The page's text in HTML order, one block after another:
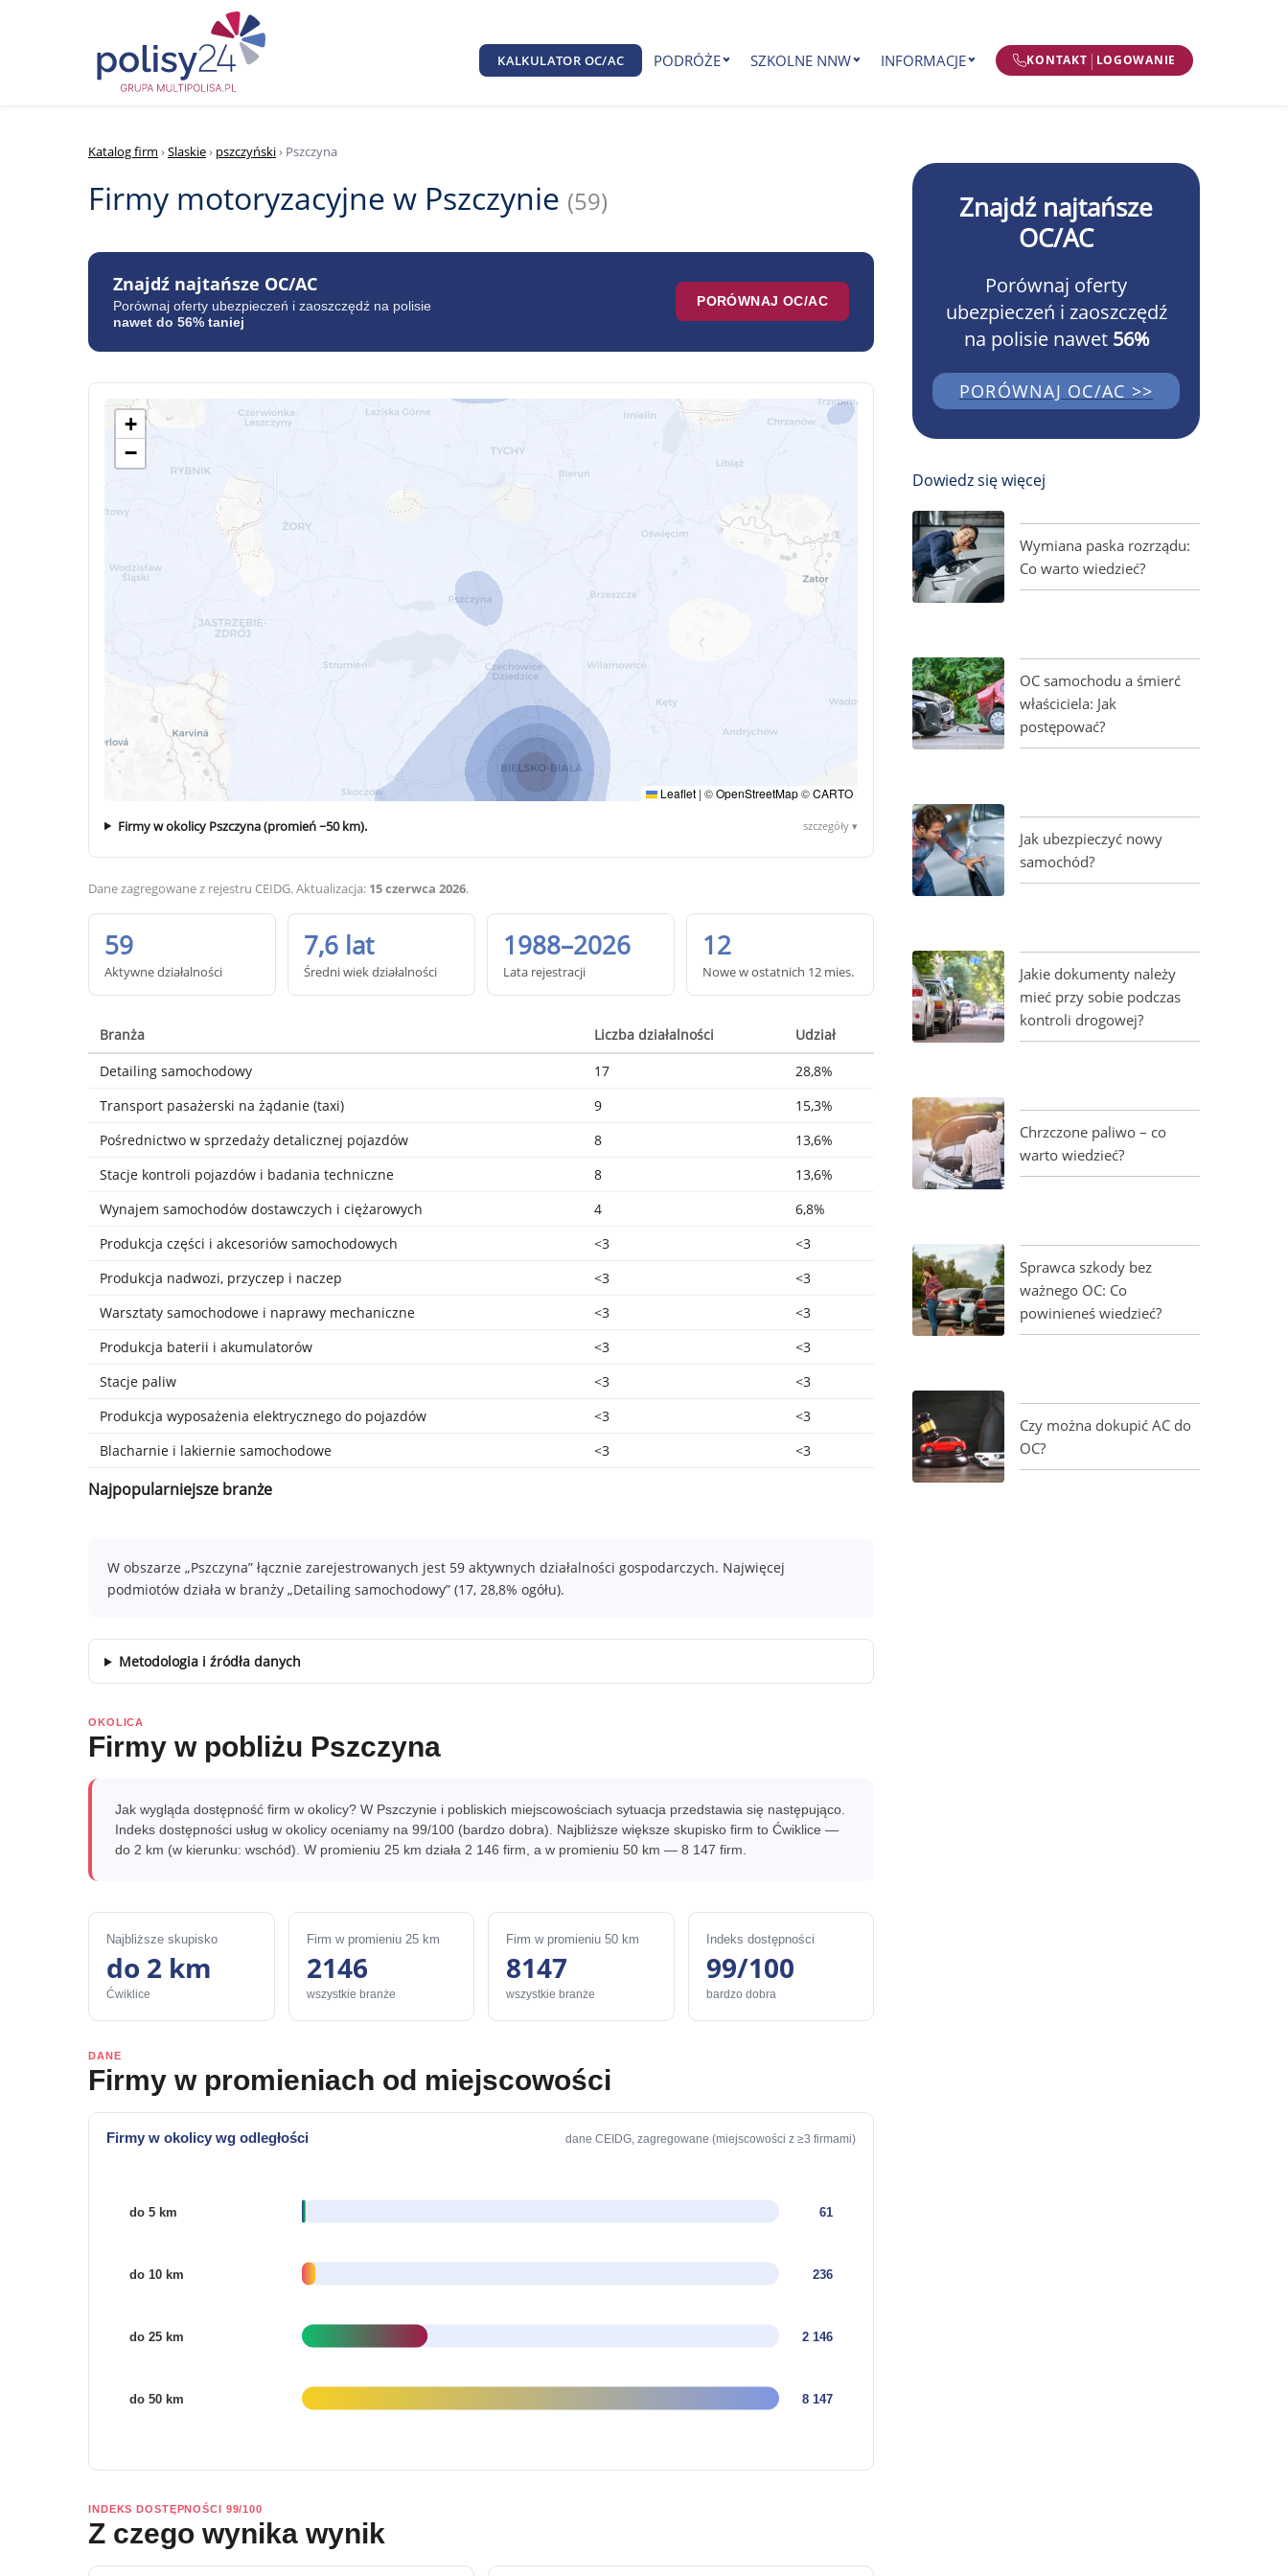
KALKULATOR OC/AC PODRÓŻE SZKOLNE NNW INFORMACJE KONTAKT | LOGOWANIE
Katalog firm ›Slaskie› pszczyński› Pszczyna
Firmy motoryzacyjne w Pszczynie (59)
Znajdź najtańsze OC/AC
Porównaj oferty ubezpieczeń i zaoszczędź na polisie
nawet do 56% taniej
PORÓWNAJ OC/AC
+
−
Leaflet | ©OpenStreetMap©CARTO
Firmy w okolicy Pszczyna (promień ~50 km). szczegóły ▾
Dane zagregowane z rejestru CEIDG. Aktualizacja: 15 czerwca 2026.
59
Aktywne działalności
7,6 lat
Średni wiek działalności
1988–2026
Lata rejestracji
12
Nowe w ostatnich 12 mies.
Najpopularniejsze branże
Branża Liczba działalności
Udział
Detailing samochodowy
17
28,8%
Transport pasażerski na żądanie (taxi)
9
15,3%
Pośrednictwo w sprzedaży detalicznej pojazdów
8
13,6%
Stacje kontroli pojazdów i badania techniczne
8
13,6%
Wynajem samochodów dostawczych i ciężarowych
4
6,8%
Produkcja części i akcesoriów samochodowych
<3
<3
Produkcja nadwozi, przyczep i naczep
<3
<3
Warsztaty samochodowe i naprawy mechaniczne
<3
<3
Produkcja baterii i akumulatorów
<3
<3
Stacje paliw
<3
<3
Produkcja wyposażenia elektrycznego do pojazdów
<3
<3
Blacharnie i lakiernie samochodowe
<3 <3
W obszarze „Pszczyna” łącznie zarejestrowanych jest 59 aktywnych działalności gospodarczych. Najwięcej
podmiotów działa w branży „Detailing samochodowy” (17, 28,8% ogółu).
Metodologia i źródła danych
OKOLICA
Firmy w pobliżu Pszczyna
Jak wygląda dostępność firm w okolicy? W Pszczynie i pobliskich miejscowościach sytuacja przedstawia się następująco.
Indeks dostępności usług w okolicy oceniamy na 99/100 (bardzo dobra). Najbliższe większe skupisko firm to Ćwiklice —
do 2 km (w kierunku: wschód). W promieniu 25 km działa 2 146 firm, a w promieniu 50 km — 8 147 firm.
Najbliższe skupisko
do 2 km
Ćwiklice
Firm w promieniu 25 km
2146
wszystkie branże
Firm w promieniu 50 km
8147
wszystkie branże
Indeks dostępności
99/100
bardzo dobra
DANE
Firmy w promieniach od miejscowości
Firmy w okolicy wg odległości dane CEIDG, zagregowane (miejscowości z ≥3 firmami)
INDEKS DOSTĘPNOŚCI 99/100
Z czego wynika wynik
Znajdź najtańsze
OC/AC
Porównaj oferty
ubezpieczeń i zaoszczędź
na polisie nawet 56%
PORÓWNAJ OC/AC >>
Dowiedz się więcej
Wymiana paska rozrządu:
Co warto wiedzieć?
OC samochodu a śmierć
właściciela: Jak
postępować?
Jak ubezpieczyć nowy
samochód?
Jakie dokumenty należy
mieć przy sobie podczas
kontroli drogowej?
Chrzczone paliwo – co
warto wiedzieć?
Sprawca szkody bez
ważnego OC: Co
powinieneś wiedzieć?
Czy można dokupić AC do
OC?